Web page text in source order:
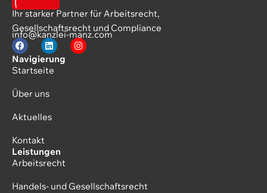
Ihr starker Partner für Arbeitsrecht,
Gesellschaftsrecht und Compliance
info@kanzlei-manz.com
Navigierung
Startseite
Über uns
Aktuelles
Kontakt
Leistungen
Arbeitsrecht
Handels- und Gesellschaftsrecht